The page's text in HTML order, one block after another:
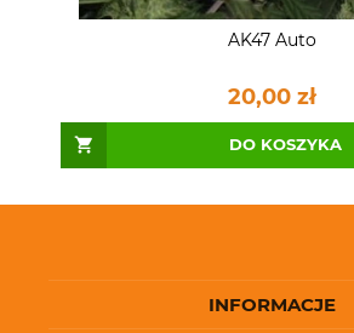
AK47 Auto
20,00 zł
DO KOSZYKA
INFORMACJE